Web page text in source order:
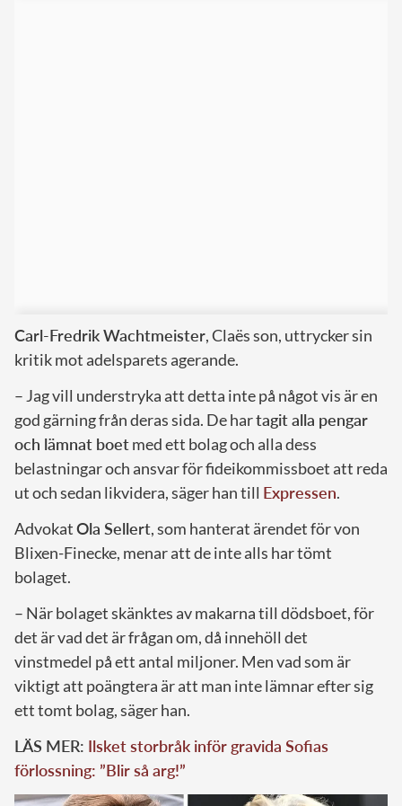
Carl-Fredrik Wachtmeister, Claës son, uttrycker sin
kritik mot adelsparets agerande.
– Jag vill understryka att detta inte på något vis är en
god gärning från deras sida. De hartagit alla pengar
och lämnat boetmed ett bolag och alla dess
belastningar och ansvar för fideikommissboet att reda
ut och sedan likvidera, säger han till Expressen.
AdvokatOla Sellert, som hanterat ärendet för von
Blixen-Finecke, menar att de inte alls har tömt
bolaget.
– När bolaget skänktes av makarna till dödsboet, för
det är vad det är frågan om, då innehöll det
vinstmedel på ett antal miljoner. Men vad som är
viktigt att poängtera är att man inte lämnar efter sig
ett tomt bolag, säger han.
LÄS MER: Ilsket storbråk inför gravida Sofias
förlossning: ”Blir så arg!”